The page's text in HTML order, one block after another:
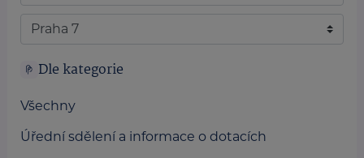
Dle kategorie
Všechny
Úřední sdělení a informace o dotacích